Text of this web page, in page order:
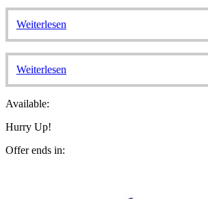
Weiterlesen
Weiterlesen
Available:
Hurry Up!
Offer ends in: